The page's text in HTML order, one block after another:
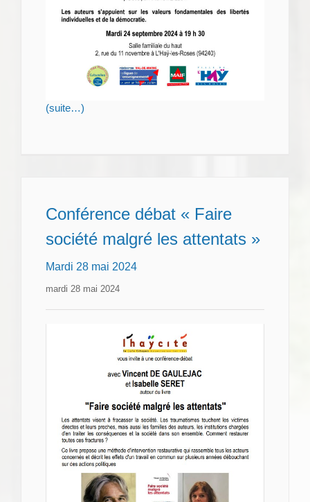
(suite…)
Conférence débat « Faire
société malgré les attentats »
Mardi 28 mai 2024
mardi 28 mai 2024